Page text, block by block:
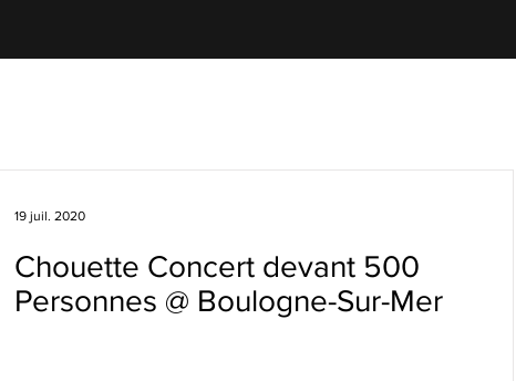
Chouette Concert devant 500
Personnes @ Boulogne-Sur-Mer
19 juil. 2020